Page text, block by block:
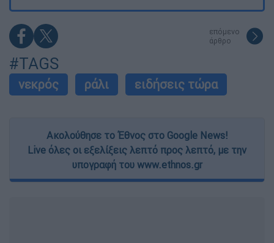
επόμενο
άρθρο
#TAGS
νεκρός ράλι ειδήσεις τώρα
Ακολούθησε το Έθνος στο Google News!
Live όλες οι εξελίξεις λεπτό προς λεπτό, με την
υπογραφή του www.ethnos.gr